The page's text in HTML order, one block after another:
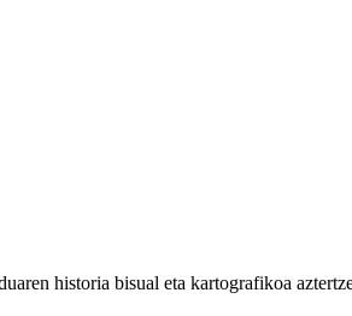
historia bisual eta kartografikoa